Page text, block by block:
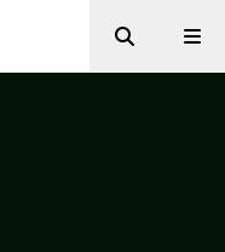
Zoeken